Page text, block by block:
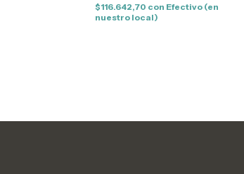
$116.642,70 con Efectivo (en
nuestro local)